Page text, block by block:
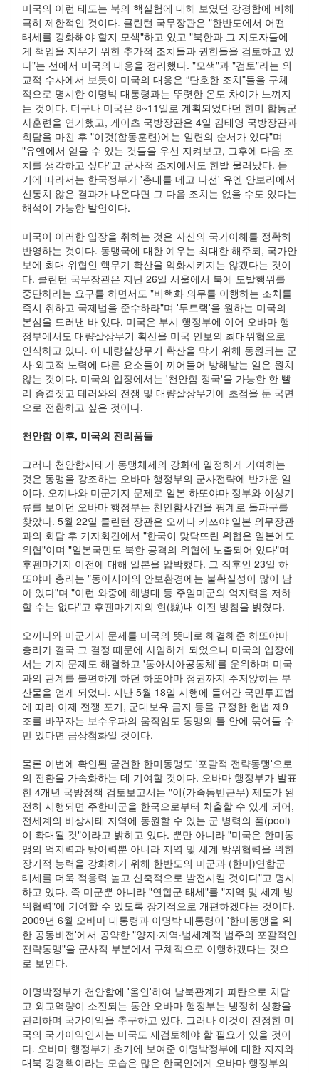
미국의 이런 태도는 북의 핵실험에 대해 보였던 강경함에 비해
극히 제한적인 것이다. 클린턴 국무장관은 "한반도에서 어떤
태세를 강화해야 할지 모색"하고 있고 "북한과 그 지도자들에
게 책임을 지우기 위한 추가적 조치들과 권한들을 검토하고 있
다"는 선에서 미국의 대응을 정리했다. "모색"과 "검토"라는 외
교적 수사에서 보듯이 미국의 대응은 “단호한 조치”들을 구체
적으로 명시한 이명박 대통령과는 뚜렷한 온도 차이가 느껴지
는 것이다. 더구나 미국은 8~11일로 계획되었다던 한미 합동군
사훈련을 연기했고, 게이츠 국방장관은 4일 김태영 국방장관과
회담을 마친 후 "이것(합동훈련)에는 일련의 순서가 있다"며
"유엔에서 얻을 수 있는 것들을 우선 지켜보고, 그후에 다음 조
치를 생각하고 싶다"고 군사적 조치에서도 한발 물러났다. 듣
기에 따라서는 한국정부가 '총대를 메고 나선' 유엔 안보리에서
신통치 않은 결과가 나온다면 그 다음 조치는 없을 수도 있다는
해석이 가능한 발언이다.
미국이 이러한 입장을 취하는 것은 자신의 국가이해를 정확히
반영하는 것이다. 동맹국에 대한 예우는 최대한 해주되, 국가안
보에 최대 위협인 핵무기 확산을 악화시키지는 않겠다는 것이
다. 클린턴 국무장관은 지난 26일 서울에서 북에 도발행위를
중단하라는 요구를 하면서도 "비핵화 의무를 이행하는 조치를
즉시 취하고 국제법을 준수하라"며 '투트랙'을 원하는 미국의
본심을 드러낸 바 있다. 미국은 부시 행정부에 이어 오바마 행
정부에서도 대량살상무기 확산을 미국 안보의 최대위협으로
인식하고 있다. 이 대량살상무기 확산을 막기 위해 동원되는 군
사·외교적 노력에 다른 요소들이 끼어들어 방해받는 일은 원치
않는 것이다. 미국의 입장에서는 '천안함 정국'을 가능한 한 빨
리 종결짓고 테러와의 전쟁 및 대량살상무기에 초점을 둔 국면
으로 전환하고 싶은 것이다.
천안함 이후, 미국의 전리품들
그러나 천안함사태가 동맹체제의 강화에 일정하게 기여하는
것은 동맹을 강조하는 오바마 행정부의 군사전략에 반가운 일
이다. 오끼나와 미군기지 문제로 일본 하또야마 정부와 이상기
류를 보이던 오바마 행정부는 천안함사건을 핑계로 돌파구를
찾았다. 5월 22일 클린턴 장관은 오까다 카쯔야 일본 외무장관
과의 회담 후 기자회견에서 "한국이 맞닥뜨린 위협은 일본에도
위협"이며 "일본국민도 북한 공격의 위협에 노출되어 있다"며
후뗀마기지 이전에 대해 일본을 압박했다. 그 직후인 23일 하
또야마 총리는 "동아시아의 안보환경에는 불확실성이 많이 남
아 있다"며 "이런 와중에 해병대 등 주일미군의 억지력을 저하
할 수는 없다"고 후뗀마기지의 현(縣)내 이전 방침을 밝혔다.
오끼나와 미군기지 문제를 미국의 뜻대로 해결해준 하또야마
총리가 결국 그 결정 때문에 사임하게 되었으니 미국의 입장에
서는 기지 문제도 해결하고 '동아시아공동체'를 운위하며 미국
과의 관계를 불편하게 하던 하또야마 정권까지 주저앉히는 부
산물을 얻게 되었다. 지난 5월 18일 시행에 들어간 국민투표법
에 따라 이제 전쟁 포기, 군대보유 금지 등을 규정한 헌법 제9
조를 바꾸자는 보수우파의 움직임도 동맹의 틀 안에 묶어둘 수
만 있다면 금상첨화일 것이다.
물론 이번에 확인된 굳건한 한미동맹도 '포괄적 전략동맹'으로
의 전환을 가속화하는 데 기여할 것이다. 오바마 행정부가 발표
한 4개년 국방정책 검토보고서는 "이(가족동반근무) 제도가 완
전히 시행되면 주한미군을 한국으로부터 차출할 수 있게 되어,
전세계의 비상사태 지역에 동원할 수 있는 군 병력의 풀(pool)
이 확대될 것"이라고 밝히고 있다. 뿐만 아니라 "미국은 한미동
맹의 억지력과 방어력뿐 아니라 지역 및 세계 방위협력을 위한
장기적 능력을 강화하기 위해 한반도의 미군과 (한미)연합군
태세를 더욱 적응력 높고 신축적으로 발전시킬 것이다"고 명시
하고 있다. 즉 미군뿐 아니라 "연합군 태세"를 "지역 및 세계 방
위협력"에 기여할 수 있도록 장기적으로 개편하겠다는 것이다.
2009년 6월 오바마 대통령과 이명박 대통령이 '한미동맹을 위
한 공동비전'에서 공약한 "양자·지역·범세계적 범주의 포괄적인
전략동맹"을 군사적 부분에서 구체적으로 이행하겠다는 것으
로 보인다.
이명박정부가 천안함에 '올인'하여 남북관계가 파탄으로 치닫
고 외교역량이 소진되는 동안 오바마 행정부는 냉정히 상황을
관리하며 국가이익을 추구하고 있다. 그러나 이것이 진정한 미
국의 국가이익인지는 미국도 재검토해야 할 필요가 있을 것이
다. 오바마 행정부가 초기에 보여준 이명박정부에 대한 지지와
대북 강경책이라는 모습은 많은 한국인에게 오바마 행정부의